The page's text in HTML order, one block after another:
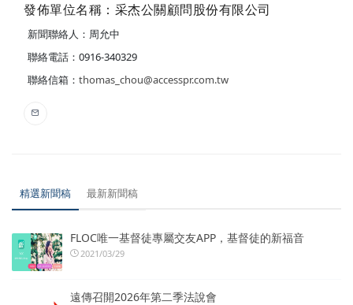
發佈單位名稱：采杰公關顧問股份有限公司
新聞聯絡人：周允中
聯絡電話：0916-340329
聯絡信箱： thomas_chou@accesspr.com.tw
精選新聞稿 最新新聞稿
FLOC唯一基督徒專屬交友APP，基督徒的新福音
2021/03/29
遠傳召開2026年第二季法說會